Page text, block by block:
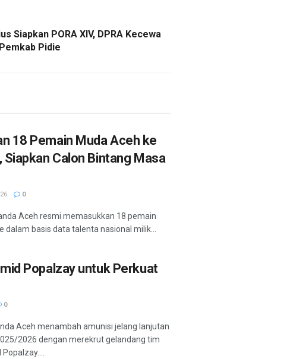
Siapkan PORA XIV, DPRA Kecewa
Pidie
18 Pemain Muda Aceh ke
Siapkan Calon Bintang Masa
0
Aceh resmi memasukkan 18 pemain
basis data talenta nasional milik...
Popalzay untuk Perkuat
0
Aceh menambah amunisi jelang lanjutan
2026 dengan merekrut gelandang tim